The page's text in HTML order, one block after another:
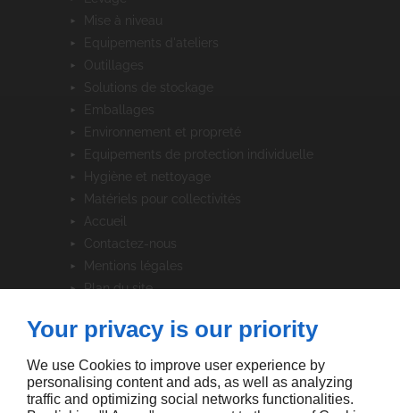
mise à niveau
equipements d'ateliers
outillages
solutions de stockage
emballages
environnement et propreté
equipements de protection individuelle
hygiène et nettoyage
matériels pour collectivités
accueil
contactez-nous
mentions légales
plan du site
SUIVEZ-NOUS
Your privacy is our priority
We use Cookies to improve user experience by
personalising content and ads, as well as analyzing
traffic and optimizing social networks functionalities.